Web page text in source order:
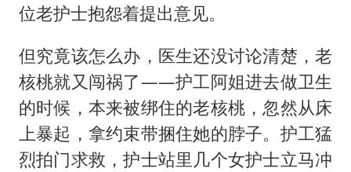
位老护士抱怨着提出意见。
但究竟该怎么办，医生还没讨论清楚，老
核桃就又闯祸了——护工阿姐进去做卫生
的时候，本来被绑住的老核桃，忽然从床
上暴起，拿约束带捆住她的脖子。护工猛
烈拍门求救，护士站里几个女护士立马冲